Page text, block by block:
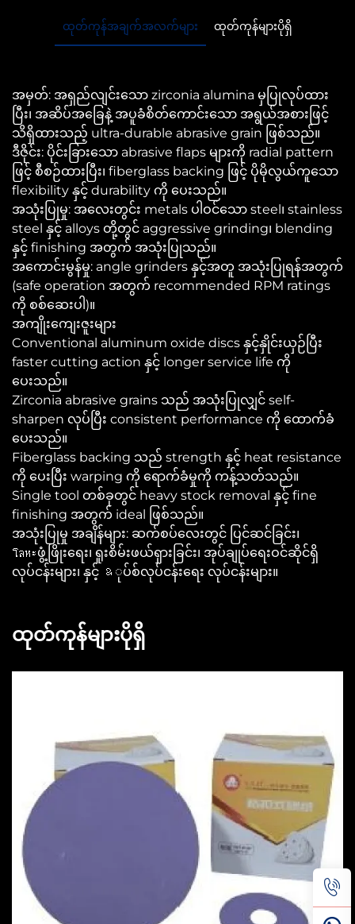
ထုတ်ကုန်အချက်အလက်များ ထုတ်ကုန်များပိုရှိ
အမှတ်: အရှည်လျင်းသော zirconia alumina မှပြုလုပ်ထား
ပြီး၊ အဆိပ်အခြေနဲ့ အပူခံစိတ်ကောင်းသော အရွယ်အစားဖြင့်
သိရှိထားသည့် ultra-durable abrasive grain ဖြစ်သည်။
ဒီဇိုင်း: ပိုင်းခြားသော abrasive flaps များကို radial pattern
ဖြင့် စီစဉ်ထားပြီး၊ fiberglass backing ဖြင့် ပိုမိုလွယ်ကူသော
flexibility နှင့် durability ကို ပေးသည်။
အသုံးပြုမှု: အလေးတွင်း metals ပါဝင်သော steel၊ stainless
steel နှင့် alloys တို့တွင် aggressive grinding၊ blending
နှင့် finishing အတွက် အသုံးပြုသည်။
အကောင်းမွန်မှု: angle grinders နှင့်အတူ အသုံးပြုရန်အတွက်
(safe operation အတွက် recommended RPM ratings
ကို စစ်ဆေးပါ)။
အကျိုးကျေးဇူးများ
Conventional aluminum oxide discs နှင့်နှိုင်းယှဉ်ပြီး
faster cutting action နှင့် longer service life ကို
ပေးသည်။
Zirconia abrasive grains သည် အသုံးပြုလျှင် self-
sharpen လုပ်ပြီး consistent performance ကို ထောက်ခံ
ပေးသည်။
Fiberglass backing သည် strength နှင့် heat resistance
ကို ပေးပြီး warping ကို ရောက်ခံမှုကို ကန့်သတ်သည်။
Single tool တစ်ခုတွင် heavy stock removal နှင့် fine
finishing အတွက် ideal ဖြစ်သည်။
အသုံးပြုမှု အချိန်များ: ဆက်စပ်လေးတွင် ပြင်ဆင်ခြင်း၊
โลหะဖွံ့ဖြိုးရေး၊ ရူးစိမ်းဖယ်ရှားခြင်း၊ အုပ်ချုပ်ရေးဝင်ဆိုင်ရှိ
လုပ်ငန်းများ၊ နှင့် ឧုပ်စ်လုပ်ငန်းရေး လုပ်ငန်းများ။
ထုတ်ကုန်များပိုရှိ